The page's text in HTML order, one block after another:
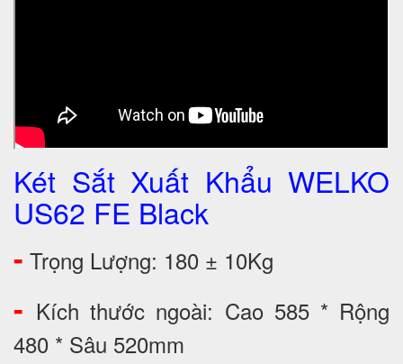
Két Sắt Xuất Khẩu WELKO
US62 FE Black
- Trọng Lượng: 180 ± 10Kg
- Kích thước ngoài: Cao 585 * Rộng
480 * Sâu 520mm